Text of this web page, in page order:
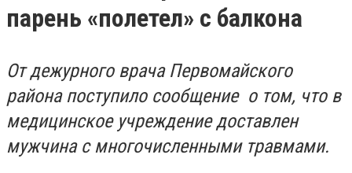
парень «полетел» с балкона
От дежурного врача Первомайского
района поступило сообщение о том, что в
медицинское учреждение доставлен
мужчина с многочисленными травмами.